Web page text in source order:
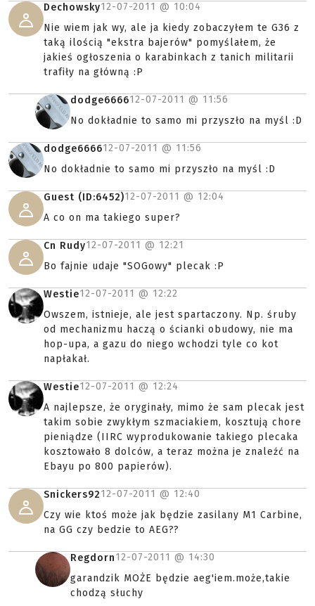
Dechowsky12-07-2011 @ 10:04
Nie wiem jak wy, ale ja kiedy zobaczyłem te G36 z
taką ilością "ekstra bajerów" pomyślałem, że
jakieś ogłoszenia o karabinkach z tanich militarii
trafiły na główną :P
dodge666612-07-2011 @ 11:56
No dokładnie to samo mi przyszło na myśl :D
dodge666612-07-2011 @ 11:56
No dokładnie to samo mi przyszło na myśl :D
Guest (ID:6452)12-07-2011 @ 12:04
A co on ma takiego super?
Cn Rudy12-07-2011 @ 12:21
Bo fajnie udaje "SOGowy" plecak :P
Westie12-07-2011 @ 12:22
Owszem, istnieje, ale jest spartaczony. Np. śruby
od mechanizmu haczą o ścianki obudowy, nie ma
hop-upa, a gazu do niego wchodzi tyle co kot
napłakał.
Westie12-07-2011 @ 12:24
A najlepsze, że oryginały, mimo że sam plecak jest
takim sobie zwykłym szmaciakiem, kosztują chore
pieniądze (IIRC wyprodukowanie takiego plecaka
kosztowało 8 dolców, a teraz można je znaleźć na
Ebayu po 800 papierów).
Snickers9212-07-2011 @ 12:40
Czy wie ktoś może jak będzie zasilany M1 Carbine,
na GG czy bedzie to AEG??
Regdorn12-07-2011 @ 14:30
garandzik MOŻE będzie aeg'iem.może,takie
chodzą słuchy